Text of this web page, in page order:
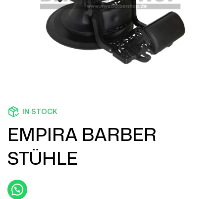
IN STOCK
EMPIRA BARBER
STÜHLE